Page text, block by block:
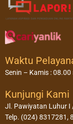
Waktu
Senin – Kamis :
Kunjungi Kami
Jl. Pawiyatan Luhur I
Telp. (024) 8317281,